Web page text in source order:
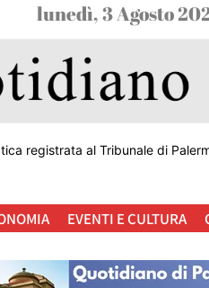
lunedì, 3 Agosto
registrata al Tribunale di
EVENTI E CULTURA